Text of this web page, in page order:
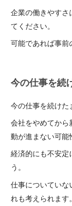
企業の働きやすさ
てください。
可能であれば事前
今の仕事を続
今の仕事を続けた
会社をやめてから
動が進まない可能
経済的にも不安定
う。
仕事についていな
れも考えられます